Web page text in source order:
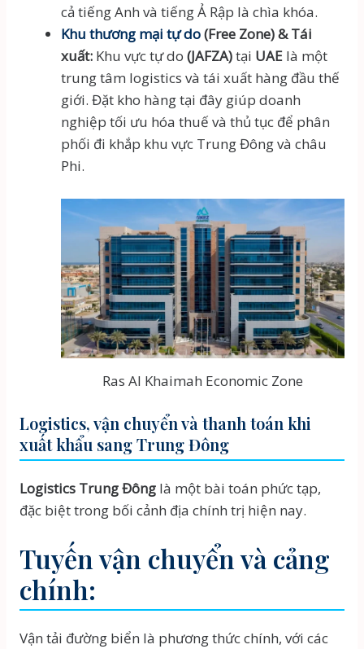
cả tiếng Anh và tiếng Ả Rập là chìa khóa.
Khu thương mại tự do(Free Zone) & Tái
xuất:Khu vực tự do (JAFZA)tại UAElà một
trung tâm logistics và tái xuất hàng đầu thế
giới. Đặt kho hàng tại đây giúp doanh
nghiệp tối ưu hóa thuế và thủ tục để phân
phối đi khắp khu vực Trung Đông và châu
Phi.
Ras Al Khaimah Economic Zone
Logistics, vận chuyển và thanh toán khi
xuất khẩu sang Trung Đông
Logistics Trung Đônglà một bài toán phức tạp,
đặc biệt trong bối cảnh địa chính trị hiện nay.
Tuyến vận chuyển và cảng
chính:
Vận tải đường biển là phương thức chính, với các